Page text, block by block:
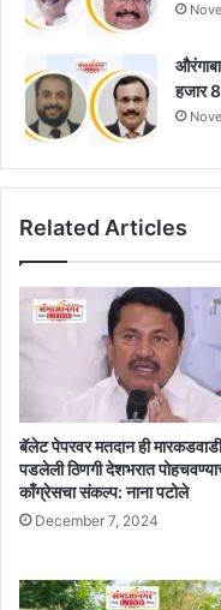
हजार
Related Articles
बॅलेट पेपरवर मतदान ही
पडलेली ठिणगी देशभरात
काँग्रेसचा संकल्प: नाना पटोले
December 7, 2024